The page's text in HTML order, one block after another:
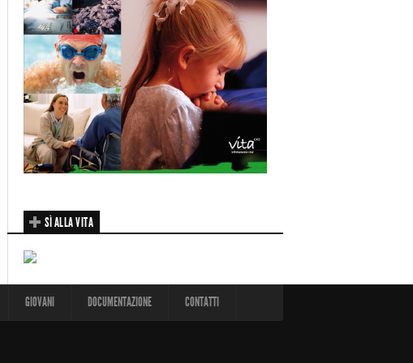
SÌ ALLA VITA
GIOVANI DOCUMENTAZIONE CONTATTI